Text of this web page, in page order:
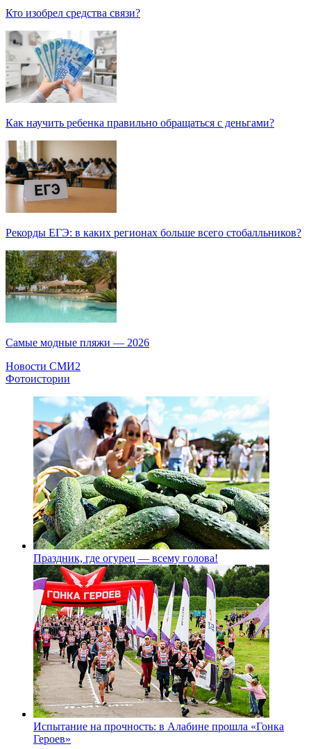
Кто изобрел средства связи?
Как научить ребенка правильно обращаться с деньгами?
Рекорды ЕГЭ: в каких регионах больше всего стобалльников?
Самые модные пляжи — 2026
Новости СМИ2
Фотоистории
Праздник, где огурец — всему голова!
Испытание на прочность: в Алабине прошла «Гонка
Героев»